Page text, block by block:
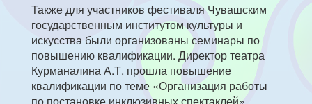
Также для участников фестиваля Чувашским
государственным институтом культуры и
искусства были организованы семинары по
повышению квалификации. Директор театра
Курманалина А.Т. прошла повышение
квалификации по теме «Организация работы
по постановке инклюзивных спектаклей»,